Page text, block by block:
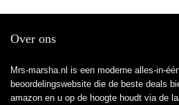
Over ons
Mrs-marsha.nl is een moderne alles-in-
beoordelingswebsite die de beste deals
amazon en u op de hoogte houdt via de